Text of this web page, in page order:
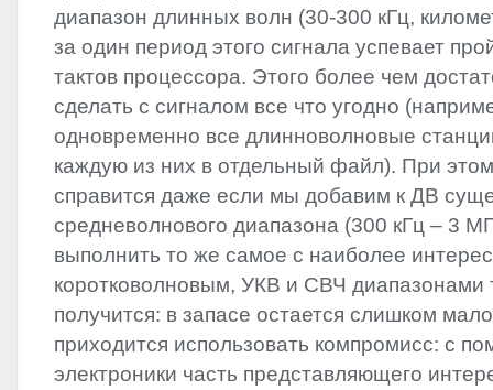
диапазон длинных волн (30-300 кГц,
за один период этого сигнала успевает
тактов процессора. Этого более чем
сделать с сигналом все что угодно
одновременно все длинноволновые
каждую из них в отдельный файл). При
справится даже если мы добавим к ДВ
средневолнового диапазона (300 кГц – 3
выполнить то же самое с наиболее
коротковолновым, УКВ и СВЧ диапазонами
получится: в запасе остается слишком
приходится использовать компромисс: с
электроники часть представляющего